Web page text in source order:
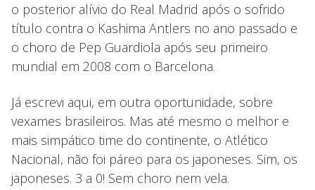
o posterior alívio do Real Madrid após o sofrido
título contra o Kashima Antlers no ano passado e
o choro de Pep Guardiola após seu primeiro
mundial em 2008 com o Barcelona.
Já escrevi aqui, em outra oportunidade, sobre
vexames brasileiros. Mas até mesmo o melhor e
mais simpático time do continente, o Atlético
Nacional, não foi páreo para os japoneses. Sim, os
japoneses. 3 a 0! Sem choro nem vela.